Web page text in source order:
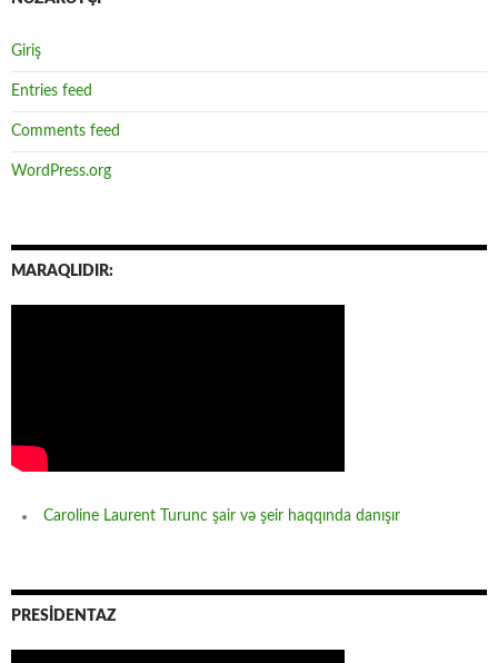
Giriş
Entries feed
Comments feed
WordPress.org
MARAQLIDIR:
Caroline Laurent Turunc şair və şeir haqqında danışır
PRESİDENTAZ